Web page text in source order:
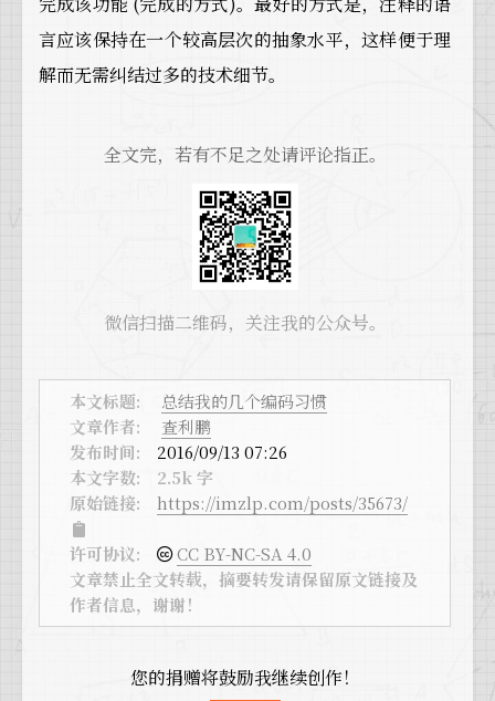
言应该保持在一个较高层次的抽象水平，这样便于理
解而无需纠结过多的技术细节。
全文完，若有不足之处请评论指正。
微信扫描二维码，关注我的公众号。
本文标题:
总结我的几个编码习惯
文章作者:
查利鹏
发布时间:
2016/09/13 07:26
本文字数:
2.5k 字
原始链接:
https://imzlp.com/posts/35673/
许可协议:
CC BY-NC-SA 4.0
文章禁止全文转载，摘要转发请保留原文链接及
作者信息，谢谢！
您的捐赠将鼓励我继续创作！